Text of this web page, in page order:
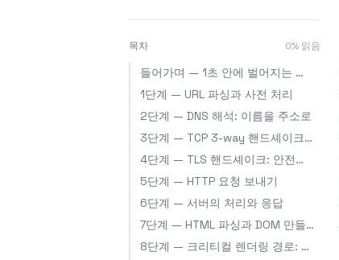
목차 0% 읽음
들어가며 — 1초 안에 벌어지는 대서사시
1단계 — URL 파싱과 사전 처리
2단계 — DNS 해석: 이름을 주소로
3단계 — TCP 3-way 핸드셰이크: 연결을 세우다
4단계 — TLS 핸드셰이크: 안전한 통로 만들기
5단계 — HTTP 요청 보내기
6단계 — 서버의 처리와 응답
7단계 — HTML 파싱과 DOM 만들기
8단계 — 크리티컬 렌더링 경로: 픽셀까지